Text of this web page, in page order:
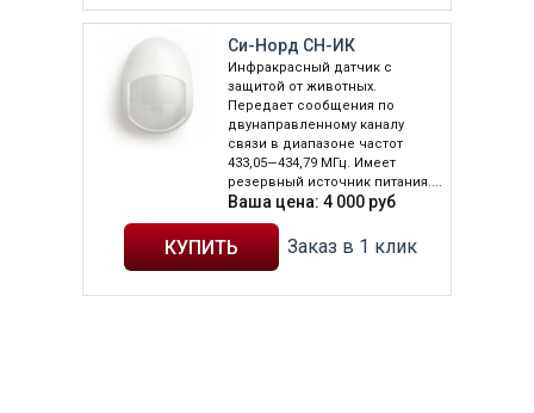
Си-Норд СН-ИК
Инфракрасный датчик с
защитой от животных.
Передает сообщения по
двунаправленному каналу
связи в диапазоне частот
433,05—434,79 МГц. Имеет
резервный источник питания....
Ваша цена: 4 000 руб
Заказ в 1 клик